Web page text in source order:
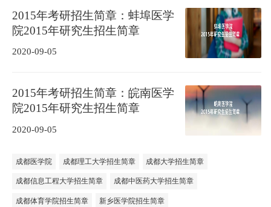
2015年考研招生简章：蚌埠医学
院2015年研究生招生简章
2020-09-05
2015年考研招生简章：皖南医学
院2015年研究生招生简章
2020-09-05
成都医学院 成都理工大学招生简章 成都大学招生简章
成都信息工程大学招生简章 成都中医药大学招生简章
成都体育学院招生简章 新乡医学院招生简章